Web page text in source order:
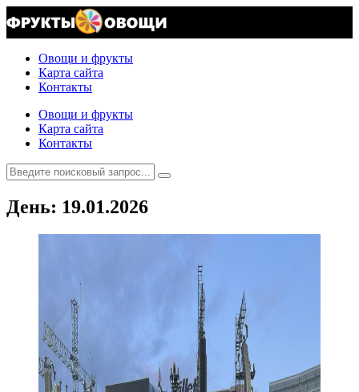
Овощи и фрукты
Карта сайта
Контакты
Овощи и фрукты
Карта сайта
Контакты
День: 19.01.2026